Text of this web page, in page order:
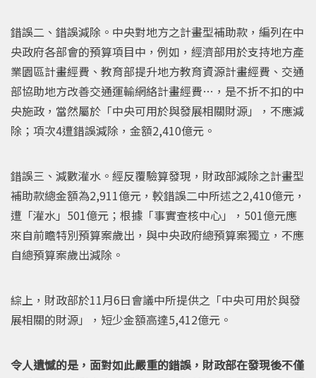
錯誤二、錯誤減除。中央對地方之計畫型補助款，編列在中
央政府各部會的預算項目中，例如，經濟部用於支持地方產
業園區計畫經費、教育部提升地方教育資源計畫經費、交通
部協助地方改善交通運輸網絡計畫經費…，是不折不扣的中
央施政，當然屬於「中央可用於與發展相關財源」，不應減
除；項次4遭錯誤減除，金額2,410億元。
錯誤三、減數灌水。經反覆驗算發現，財政部減除之計畫型
補助款總金額為2,911億元，較錯誤二中所述之2,410億元，
遭「灌水」501億元；根據「事實查核中心」，501億元應
來自前瞻特別預算案歲出，與中央政府總預算案獨立，不應
自總預算案歲出減除。
綜上，財政部於11月6日會議中所提供之「中央可用於與發
展相關的財源」，短少金額高達5,412億元。
令人遺憾的是，面對如此嚴重的錯誤，財政部在發現後不僅